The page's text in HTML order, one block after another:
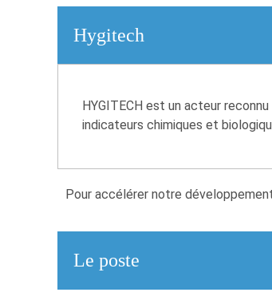
Hygitech
HYGITECH est un acteur
indicateurs chimiques et
Pour accélérer notre
Le poste